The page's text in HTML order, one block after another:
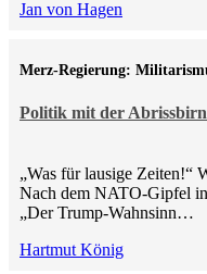
Jan von Hagen
Politik mit der
Merz-Regierung:
„Was für lausige Zeiten!“
Nach dem NATO-Gipfel
„Der Trump-Wahnsinn…
Hartmut König